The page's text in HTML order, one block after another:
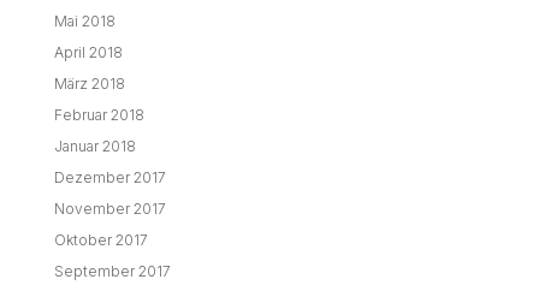
Mai 2018
April 2018
März 2018
Februar 2018
Januar 2018
Dezember 2017
November 2017
Oktober 2017
September 2017